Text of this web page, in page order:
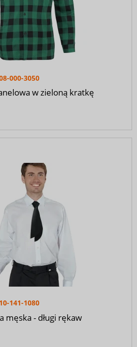
000-3050
w zieloną kratkę
141-1080
męska - długi rękaw